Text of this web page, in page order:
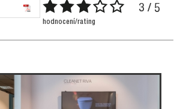
3 / 5
hodnocení/rating